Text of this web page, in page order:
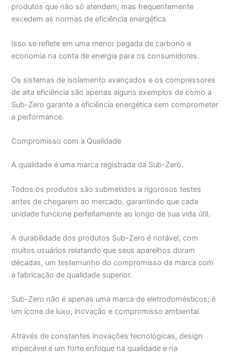
produtos que não só atendem, mas frequentemente
excedem as normas de eficiência energética.
Isso se reflete em uma menor pegada de carbono e
economia na conta de energia para os consumidores.
Os sistemas de isolamento avançados e os compressores
de alta eficiência são apenas alguns exemplos de como a
Sub-Zero garante a eficiência energética sem comprometer
a performance.
Compromisso com a Qualidade
A qualidade é uma marca registrada da Sub-Zero.
Todos os produtos são submetidos a rigorosos testes
antes de chegarem ao mercado, garantindo que cada
unidade funcione perfeitamente ao longo de sua vida útil.
A durabilidade dos produtos Sub-Zero é notável, com
muitos usuários relatando que seus aparelhos duram
décadas, um testemunho do compromisso da marca com
a fabricação de qualidade superior.
Sub-Zero não é apenas uma marca de eletrodomésticos; é
um ícone de luxo, inovação e compromisso ambiental.
Através de constantes inovações tecnológicas, design
impecável e um forte enfoque na qualidade e na